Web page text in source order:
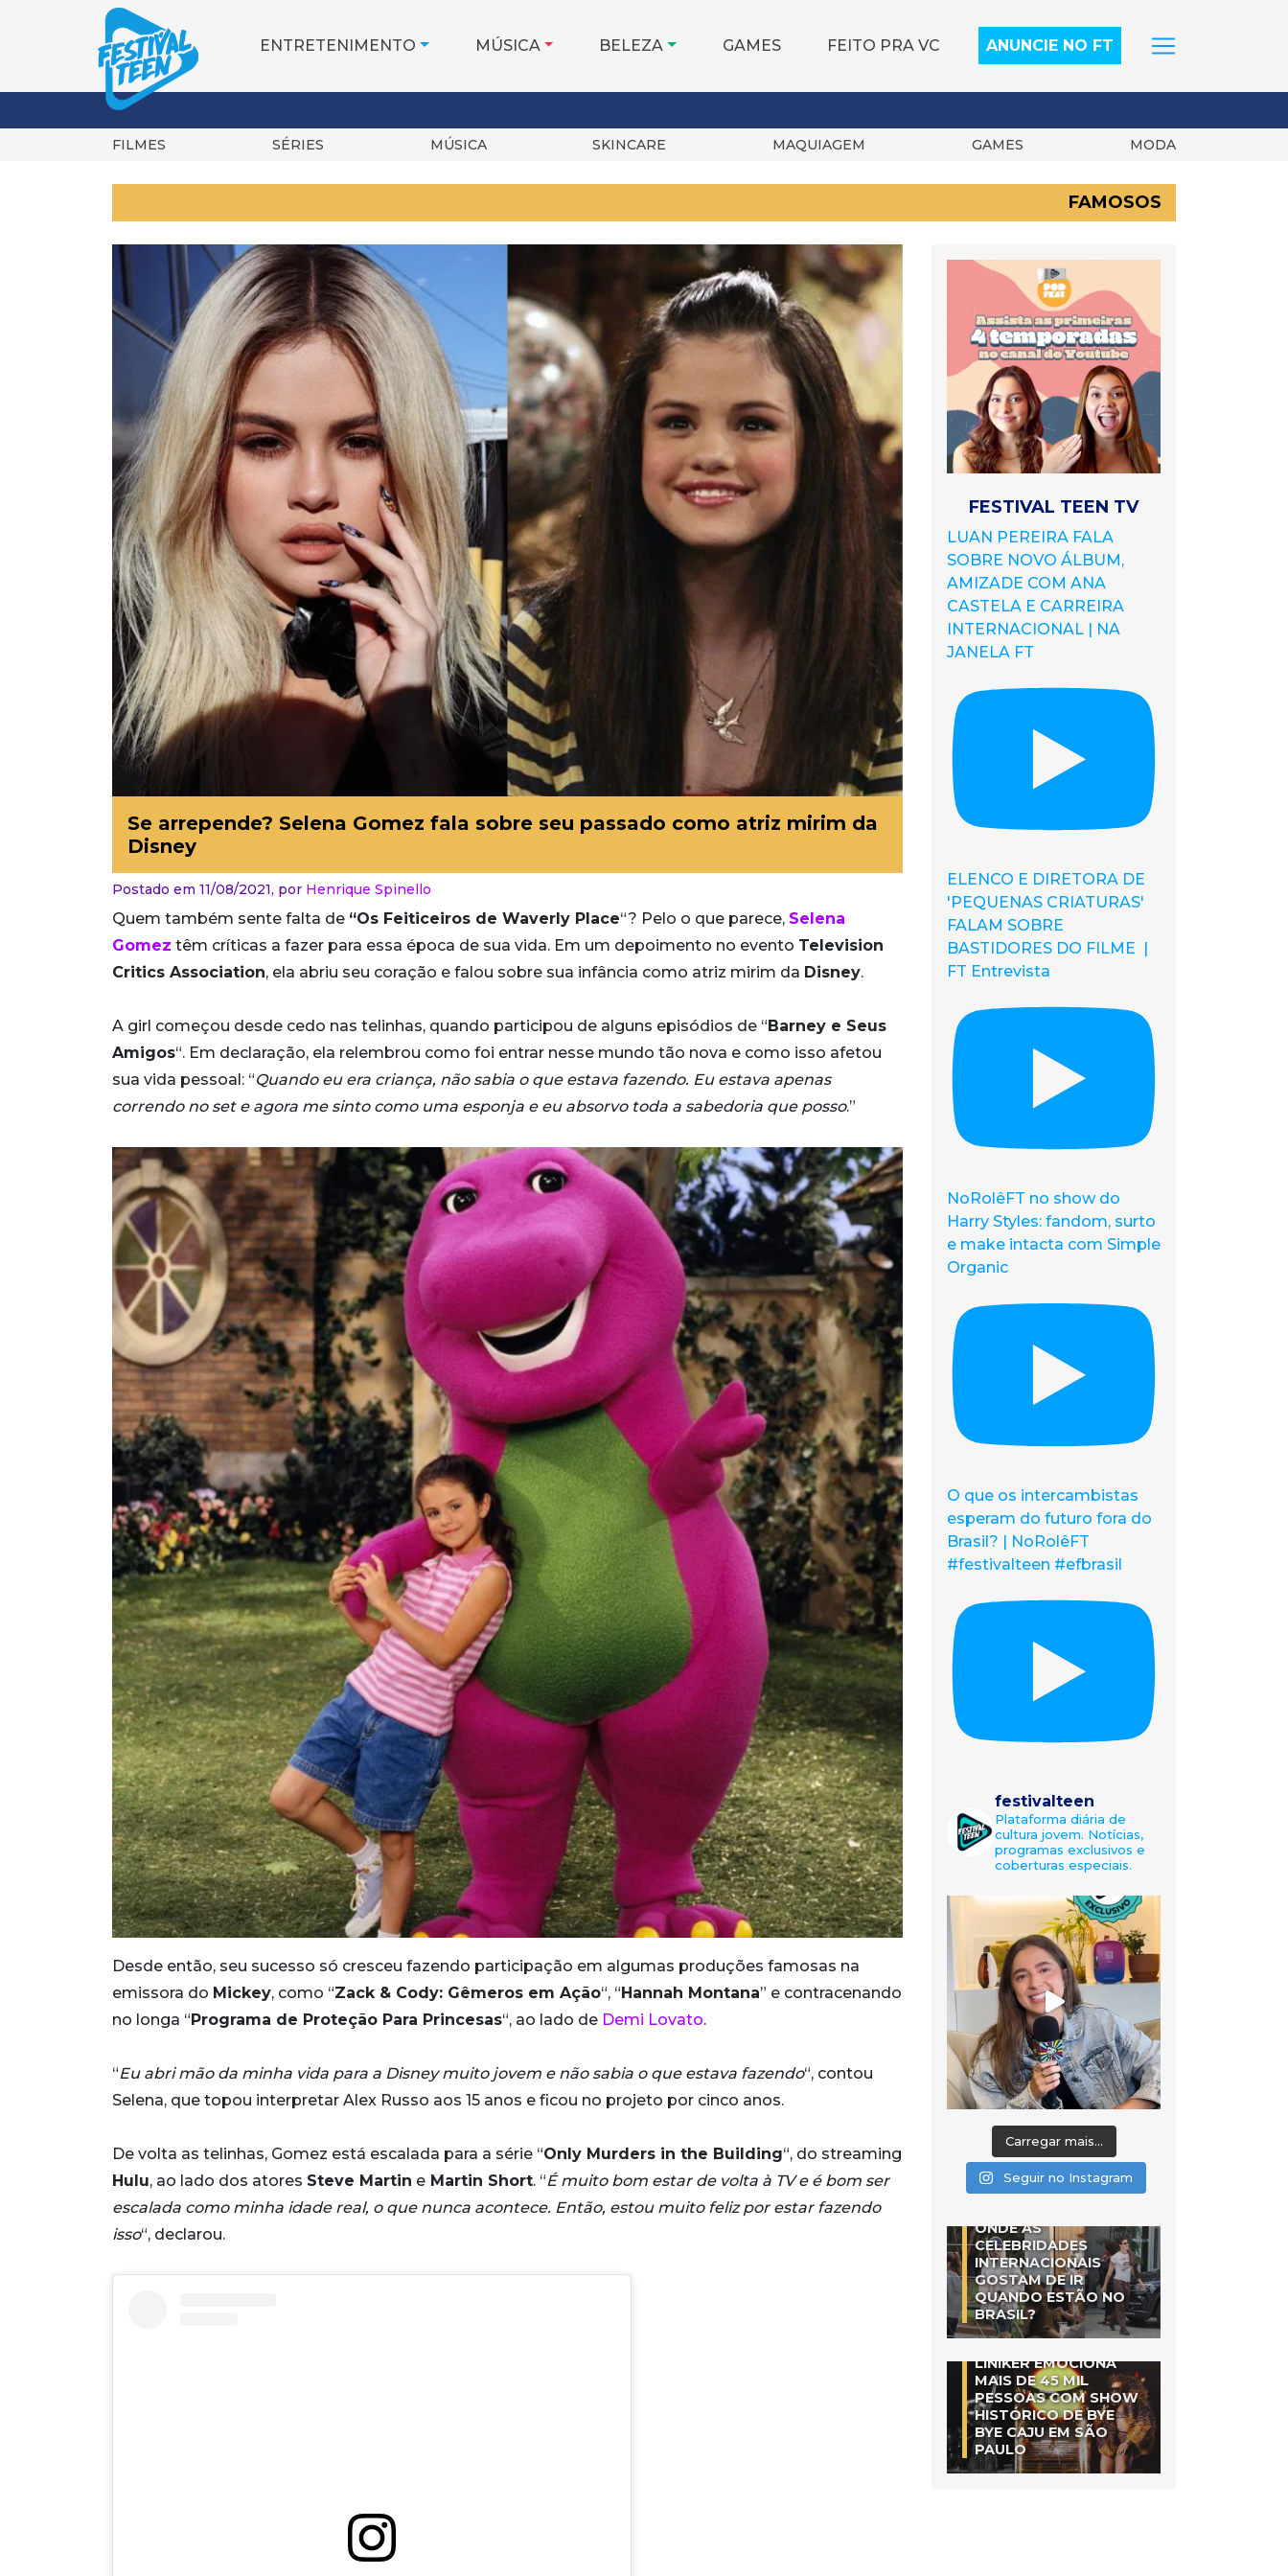
ENTRETENIMENTO MÚSICA BELEZA GAMES FEITO PRA VC ANUNCIE NO FT
FILMES SÉRIES MÚSICA SKINCARE MAQUIAGEM GAMES MODA
FAMOSOS
Se arrepende? Selena Gomez fala sobre seu passado como atriz mirim da
Disney
Postado em 11/08/2021, por Henrique Spinello
Quem também sente falta de “Os Feiticeiros de Waverly Place“? Pelo o que parece, Selena
Gomez têm críticas a fazer para essa época de sua vida. Em um depoimento no evento Television
Critics Association, ela abriu seu coração e falou sobre sua infância como atriz mirim da Disney.
A girl começou desde cedo nas telinhas, quando participou de alguns episódios de “ Barney e Seus
Amigos“. Em declaração, ela relembrou como foi entrar nesse mundo tão nova e como isso afetou
sua vida pessoal: “Quando eu era criança, não sabia o que estava fazendo. Eu estava apenas
correndo no set e agora me sinto como uma esponja e eu absorvo toda a sabedoria que posso.”
Desde então, seu sucesso só cresceu fazendo participação em algumas produções famosas na
emissora do Mickey, como “Zack & Cody: Gêmeros em Ação“, “ Hannah Montana” e contracenando
no longa “ Programa de Proteção Para Princesas“, ao lado de Demi Lovato.
“Eu abri mão da minha vida para a Disney muito jovem e não sabia o que estava fazendo“, contou
Selena, que topou interpretar Alex Russo aos 15 anos e ficou no projeto por cinco anos.
De volta as telinhas, Gomez está escalada para a série “Only Murders in the Building“, do streaming
Hulu, ao lado dos atores Steve Martin e Martin Short. “É muito bom estar de volta à TV e é bom ser
escalada como minha idade real, o que nunca acontece. Então, estou muito feliz por estar fazendo
isso“, declarou.
FESTIVAL TEEN TV
LUAN PEREIRA FALA
SOBRE NOVO ÁLBUM,
AMIZADE COM ANA
CASTELA E CARREIRA
INTERNACIONAL | NA
JANELA FT
ELENCO E DIRETORA DE
'PEQUENAS CRIATURAS'
FALAM SOBRE
BASTIDORES DO FILME |
FT Entrevista
NoRolêFT no show do
Harry Styles: fandom, surto
e make intacta com Simple
Organic
O que os intercambistas
esperam do futuro fora do
Brasil? | NoRolêFT
#festivalteen #efbrasil
festivalteen
Plataforma diária de
cultura jovem. Notícias,
programas exclusivos e
coberturas especiais.
Carregar mais...
Seguir no Instagram
ONDE AS
CELEBRIDADES
INTERNACIONAIS
GOSTAM DE IR
QUANDO ESTÃO NO
BRASIL?
LINIKER EMOCIONA
MAIS DE 45 MIL
PESSOAS COM SHOW
HISTÓRICO DE BYE
BYE CAJU EM SÃO
PAULO